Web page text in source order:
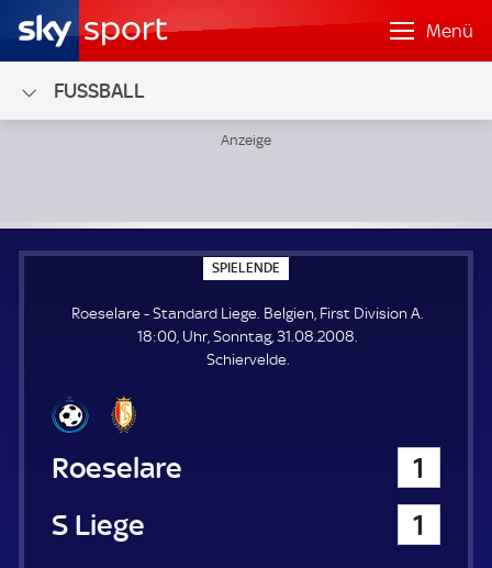
Menü
FUSSBALL
SPIELENDE
P
E
L
E
N
Roeselare - Standard Liege. Belgien, First Division A.
18:00, Uhr, Sonntag, 31.08.2008.
Schiervelde.
Roeselare
1
Standard Liege
1